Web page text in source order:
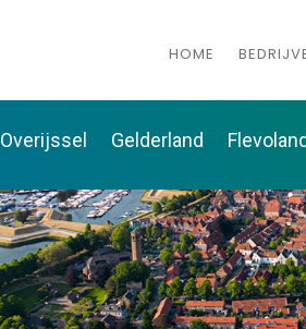
HOME
Overijssel Gelderland Flevoland